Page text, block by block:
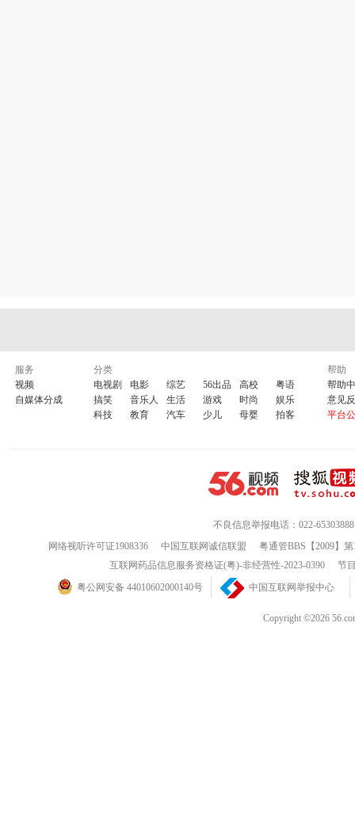
服务
视频
自媒体分成
分类
电视剧
电影 综艺 56出品 高校
粤语
搞笑
音乐人 生活 游戏 时尚
娱乐
科技
教育 汽车 少儿 母婴 拍客
帮助
帮助
意见
平台
不良信息举报电话：022-65303888
网络视听许可证1908336
中国互联网诚信联盟
粤通管BBS【2009】
互联网药品信息服务资格证(粤)-非经营性-2023-0390
节
粤公网安备 44010602000140号
中国互联网举报中心
Copyright ©2026